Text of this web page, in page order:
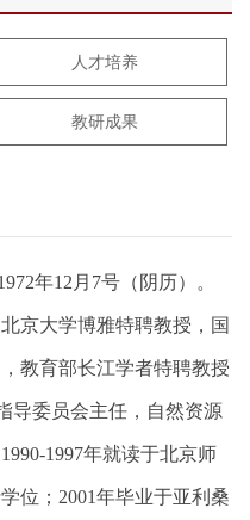
人才培养
教研成果
年12 月 7号（阴历）。
京大学博雅特聘教授， 国
教育部长江学者特聘教授
导委员会主任，自然资源
1990-1997年就读于北京师
位； 2001年毕业于亚利桑